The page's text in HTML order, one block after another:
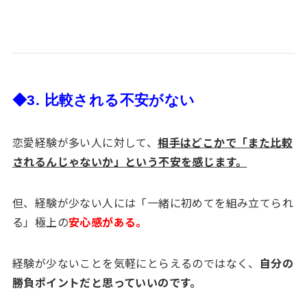
◆3. 比較される不安がない
恋愛経験が多い人に対して、相手はどこかで「また比較
されるんじゃないか」という不安を感じます。
但、経験が少ない人には「一緒に初めてを組み立てられ
る」極上の安心感がある。
経験が少ないことを気軽にとらえるのではなく、 自分の
勝負ポイントだと思っていいのです。